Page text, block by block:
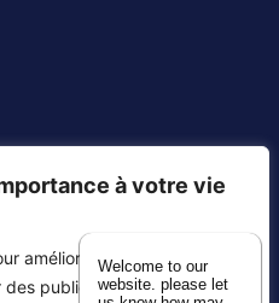
à votre vie
améliorer votre expérience
publicités ou des
Welcome to our
website. please let